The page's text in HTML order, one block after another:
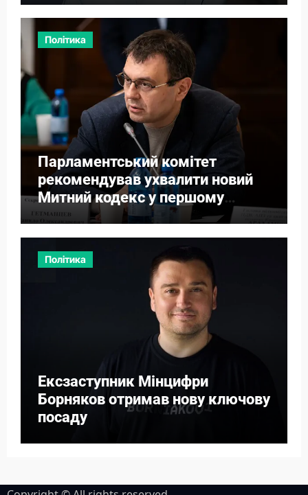
Політика
Парламентський комітет
рекомендував ухвалити новий
Митний кодекс у першому
читанні
Політика
Ексзаступник Мінцифри
Борняков отримав нову ключову
посаду